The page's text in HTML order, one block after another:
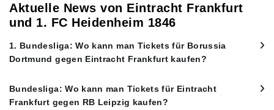
Aktuelle News von Eintracht Frankfurt
und 1. FC Heidenheim 1846
1. Bundesliga: Wo kann man Tickets für Borussia
Dortmund gegen Eintracht Frankfurt kaufen?
Bundesliga: Wo kann man Tickets für Eintracht
Frankfurt gegen RB Leipzig kaufen?